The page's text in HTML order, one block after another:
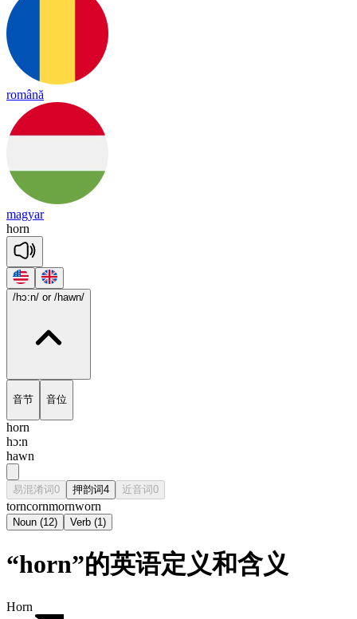
română
magyar
horn
/hɔ:n/ or /hawn/
音节 音位
horn
hɔ:n
hawn
易混淆词0 押韵词4 近音词0
torncornmornworn
Noun (12) Verb (1)
“horn”的英语定义和含义
Horn